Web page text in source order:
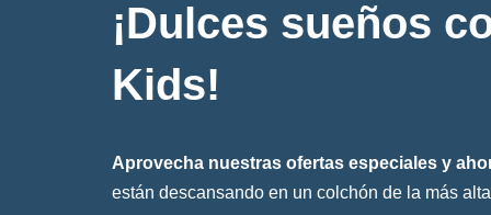
¡Dulces sueños
Kids!
Aprovecha nuestras ofertas especiales y
están descansando en un colchón de la más